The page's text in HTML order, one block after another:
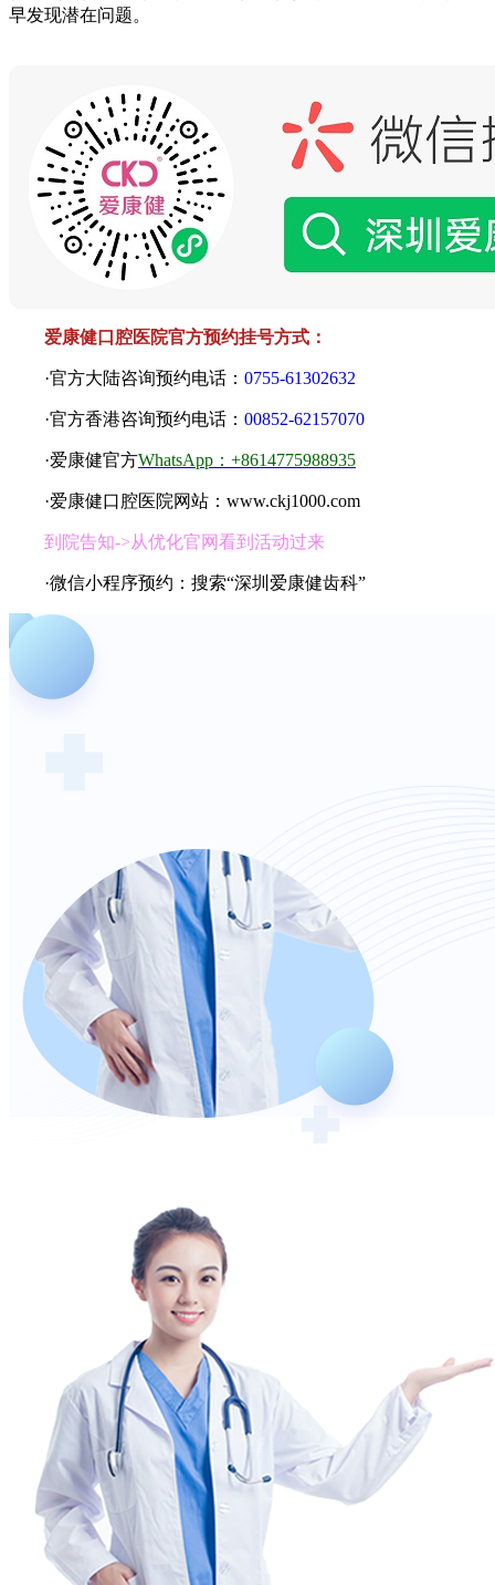
早发现潜在问题。
爱康健口腔医院官方预约挂号方式：
·官方大陆咨询预约电话： 0755-61302632
·官方香港咨询预约电话： 00852-62157070
·爱康健官方WhatsApp：+8614775988935
·爱康健口腔医院网站：www.ckj1000.com
到院告知->从优化官网看到活动过来
·微信小程序预约：搜索“深圳爱康健齿科”